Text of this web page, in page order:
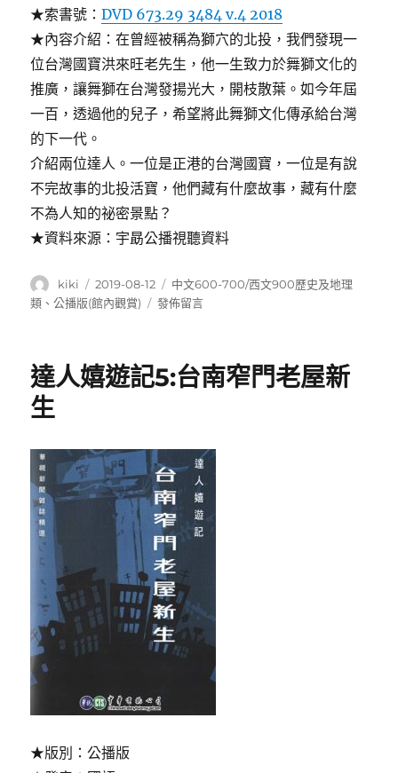
★索書號：DVD 673.29 3484 v.4 2018
★內容介紹：在曾經被稱為獅穴的北投，我們發現一
位台灣國寶洪來旺老先生，他一生致力於舞獅文化的
推廣，讓舞獅在台灣發揚光大，開枝散葉。如今年屆
一百，透過他的兒子，希望將此舞獅文化傳承給台灣
的下一代。
介紹兩位達人。一位是正港的台灣國寶，一位是有說
不完故事的北投活寶，他們藏有什麼故事，藏有什麼
不為人知的祕密景點？
★資料來源：宇勗公播視聽資料
作
者
kiki
發
佈
2019-08-12
分
類
中文600-700/西文900歷史及地理
類 、公播版(館內觀賞)
在
遊
穴
北
投〉
發佈留言
達人嬉遊記5:台南窄門老屋新
生
★版別：公播版